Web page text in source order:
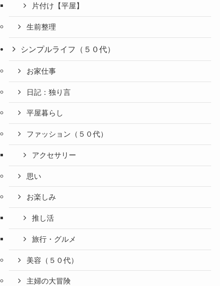
片付け【平屋】
生前整理
シンプルライフ（５０代）
お家仕事
日記：独り言
平屋暮らし
ファッション（５０代）
アクセサリー
思い
お楽しみ
推し活
旅行・グルメ
美容（５０代）
主婦の大冒険